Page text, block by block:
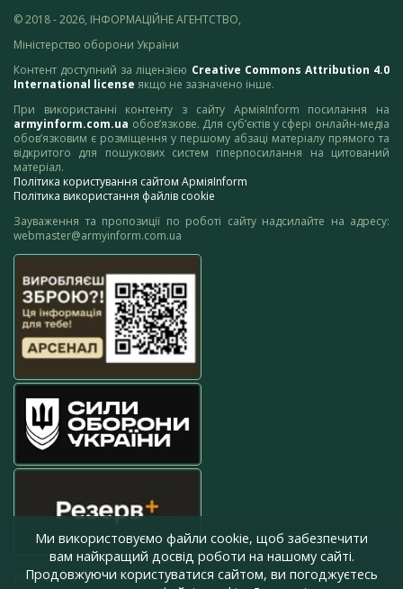
© 2018 - 2026, ІНФОРМАЦІЙНЕ АГЕНТСТВО,
Міністерство оборони України
Контент доступний за ліцензією Creative Commons Attribution 4.0
International license якщо не зазначено інше.
При використанні контенту з сайту АрміяInform посилання на
armyinform.com.ua обов’язкове. Для суб’єктів у сфері онлайн-медіа
обов’язковим є розміщення у першому абзаці матеріалу прямого та
відкритого для пошукових систем гіперпосилання на цитований
матеріал.
Політика користування сайтом АрміяInform
Політика використання файлів cookie
Зауваження та пропозиції по роботі сайту надсилайте на адресу:
webmaster@armyinform.com.ua
press@armyinform.com.ua
Ми використовуємо файли cookie, щоб забезпечити
вам найкращий досвід роботи на нашому сайті.
Продовжуючи користуватися сайтом, ви погоджуєтесь